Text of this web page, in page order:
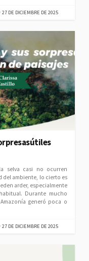
PUBLISHED
DATE
27 DE DICIEMBRE DE 2025
selva casi no ocurren
del ambiente, lo cierto es
arder, especialmente
Durante mucho
generó poca o
PUBLISHED
DATE
27 DE DICIEMBRE DE 2025